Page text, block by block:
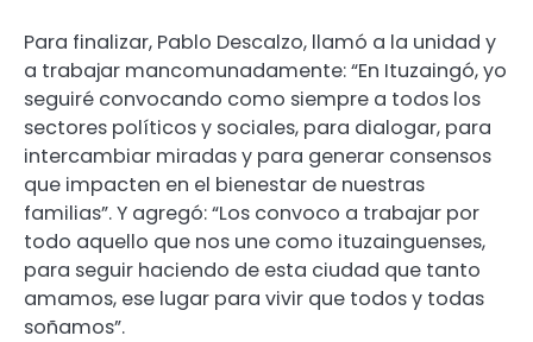
Para finalizar, Pablo Descalzo, llamó a la unidad y
a trabajar mancomunadamente: “En Ituzaingó, yo
seguiré convocando como siempre a todos los
sectores políticos y sociales, para dialogar, para
intercambiar miradas y para generar consensos
que impacten en el bienestar de nuestras
familias”. Y agregó: “Los convoco a trabajar por
todo aquello que nos une como ituzainguenses,
para seguir haciendo de esta ciudad que tanto
amamos, ese lugar para vivir que todos y todas
soñamos”.